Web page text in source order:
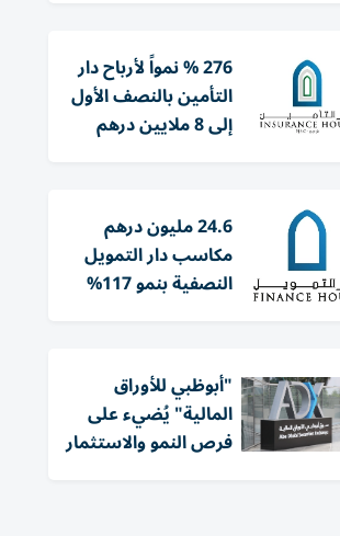
276 % نمواً لأرباح دار
التأمين بالنصف الأول
إلى 8 ملايين درهم
24.6 مليون درهم
مكاسب دار التمويل
النصفية بنمو 117%
"أبوظبي للأوراق
المالية" يُضيء على
فرص النمو والاستثمار